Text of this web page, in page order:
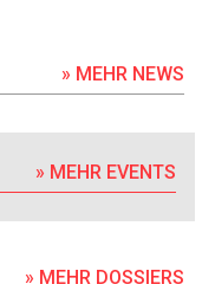
» MEHR NEWS
» MEHR EVENTS
» MEHR DOSSIERS